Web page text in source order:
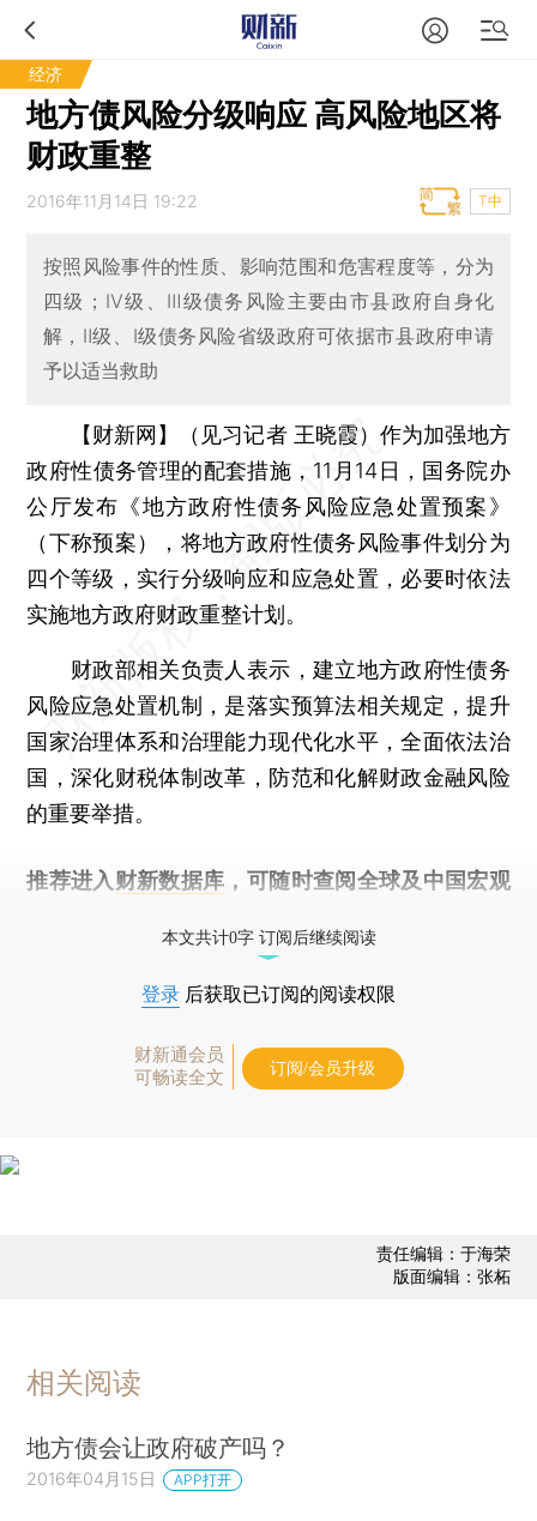
经济
地方债风险分级响应 高风险地区将
财政重整
2016年11月14日 19:22 T中
按照风险事件的性质、影响范围和危害程度等，分为
四级；Ⅳ级、Ⅲ级债务风险主要由市县政府自身化
解，Ⅱ级、Ⅰ级债务风险省级政府可依据市县政府申请
予以适当救助
【财新网】（见习记者 王晓霞）作为加强地方
政府性债务管理的配套措施，11月14日，国务院办
公厅发布《地方政府性债务风险应急处置预案》
（下称预案），将地方政府性债务风险事件划分为
四个等级，实行分级响应和应急处置，必要时依法
实施地方政府财政重整计划。
财政部相关负责人表示，建立地方政府性债务
风险应急处置机制，是落实预算法相关规定，提升
国家治理体系和治理能力现代化水平，全面依法治
国，深化财税体制改革，防范和化解财政金融风险
的重要举措。
推荐进入 财新数据库 ，可随时查阅全球及中国宏观
本文共计0字 订阅后继续阅读
登录 后获取已订阅的阅读权限
财新通会员
可畅读全文
订阅/会员升级
责任编辑：于海荣
版面编辑：张柘
相关阅读
地方债会让政府破产吗？
2016年04月15日 APP打开